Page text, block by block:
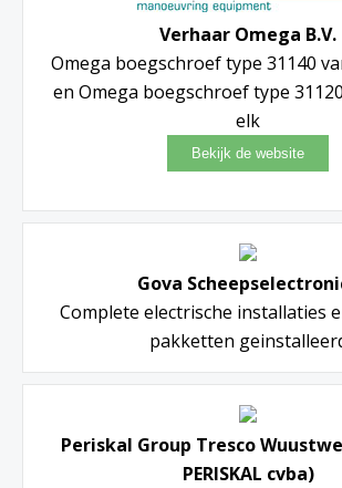
Verhaar Omega B.V.
Omega boegschroef type 31140
en Omega boegschroef type
elk
Gova
Complete electrische installaties
pakketten
Periskal Group Tresco
PERISKAL cvba)